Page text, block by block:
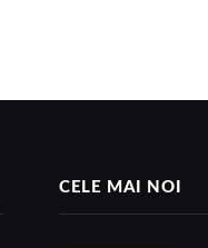
CELE MAI NOI